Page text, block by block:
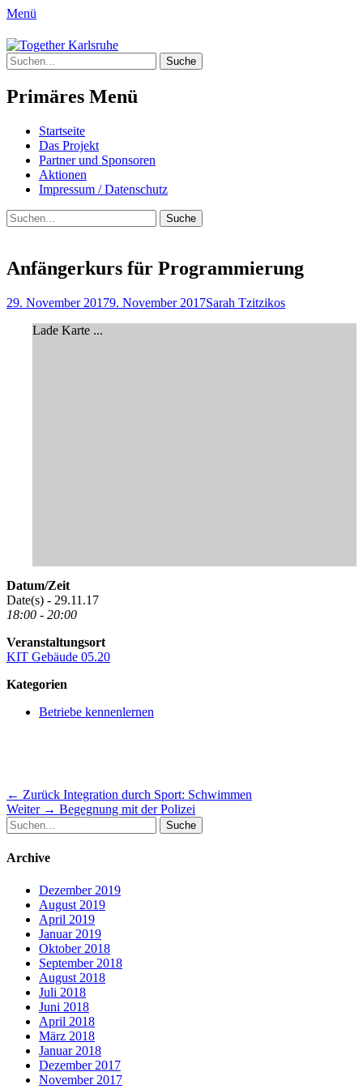
Menü
Together Karlsruhe
Integration von jungen Menschen mit
Fluchterfahrung und
Migrationshintergrund
Suche
nach:
Primäres Menü
Springe
zum
Inhalt
Startseite
Das Projekt
Partner und Sponsoren
Aktionen
Impressum / Datenschutz
Suchen
Suche
nach:
Anfängerkurs für Programmierung
Posted
29. November 20179. November 2017Author
Sarah Tzitzikos
Lade Karte ...
Datum/Zeit
Date(s) - 29.11.17
18:00 - 20:00
Veranstaltungsort
KIT Gebäude 05.20
Kategorien
Betriebe kennenlernen
Beitragsnavigation
← Zurück Vorheriger
Beitrag:
Integration durch Sport: Schwimmen
Weiter → Nächster
Begegnung mit der Polizei
Suche
nach:
Archive
Dezember 2019
August 2019
April 2019
Januar 2019
Oktober 2018
September 2018
August 2018
Juli 2018
Juni 2018
April 2018
März 2018
Januar 2018
Dezember 2017
November 2017